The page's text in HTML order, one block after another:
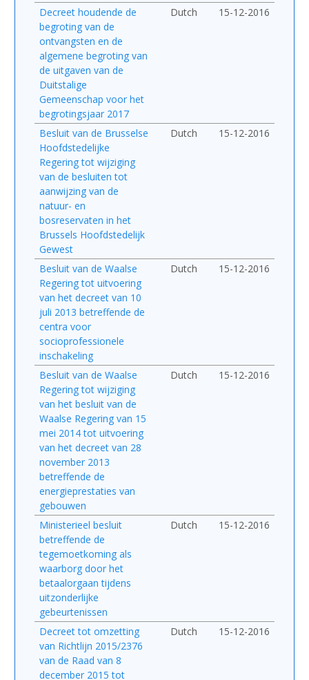
Decreet houdende de
begroting van de
ontvangsten en de
algemene begroting van
de uitgaven van de
Duitstalige
Gemeenschap voor het
begrotingsjaar 2017
Dutch 15-12-2016
Besluit van de Brusselse
Hoofdstedelijke
Regering tot wijziging
van de besluiten tot
aanwijzing van de
natuur- en
bosreservaten in het
Brussels Hoofdstedelijk
Gewest
Dutch 15-12-2016
Besluit van de Waalse
Regering tot uitvoering
van het decreet van 10
juli 2013 betreffende de
centra voor
socioprofessionele
inschakeling
Dutch 15-12-2016
Besluit van de Waalse
Regering tot wijziging
van het besluit van de
Waalse Regering van 15
mei 2014 tot uitvoering
van het decreet van 28
november 2013
betreffende de
energieprestaties van
gebouwen
Dutch 15-12-2016
Ministerieel besluit
betreffende de
tegemoetkoming als
waarborg door het
betaalorgaan tijdens
uitzonderlijke
gebeurtenissen
Dutch 15-12-2016
Decreet tot omzetting
van Richtlijn 2015/2376
van de Raad van 8
december 2015 tot
Dutch 15-12-2016